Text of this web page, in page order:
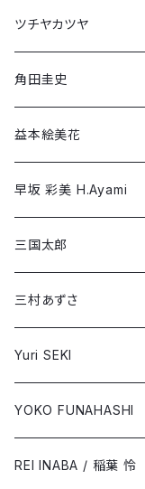
早坂 彩美 H.Ayami
三国太郎
三村あずさ
Yuri SEKI
YOKO FUNAHASHI
REI INABA / 稲葉 怜
Wujian Wang
Long Sleeve T-shirt
Short Sleeve T-shirt
Long Sleeve T-shirt
ツチヤカツヤ
Short Sleeve T-shirt
Long Sleeve T-shirt
角田圭史
Short Sleeve T-shirt
Long Sleeve T-shirt
益本絵美花
Short Sleeve T-shirt
Long Sleeve T-shirt
早坂 彩美 H.Ayami
Short Sleeve T-shirt
Long Sleeve T-shirt
三国太郎
Short Sleeve T-shirt
Long Sleeve T-shirt
三村あずさ
Short Sleeve T-shirt
Long Sleeve T-shirt
「ブルーサイド」
Yuri SEKI
Short Sleeve T-shirt
Long Sleeve T-shirt
YOKO FUNAHASHI
Short Sleeve T-shirt
REI INABA / 稲葉 怜